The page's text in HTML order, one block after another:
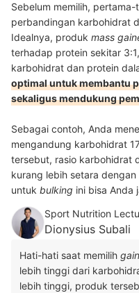
Sebelum memilih,
perbandingan karbohidrat
Idealnya, produk mass
terhadap protein sekitar
karbohidrat dan protein
optimal untuk membantu
sekaligus mendukung
Sebagai contoh, Anda
mengandung karbohidrat
tersebut, rasio karbohidrat
kurang lebih setara
untuk bulking ini bisa Anda
Sport Nutrition
Dionysius Subali
Hati-hati saat memilih
lebih tinggi dari
lebih tinggi, produk